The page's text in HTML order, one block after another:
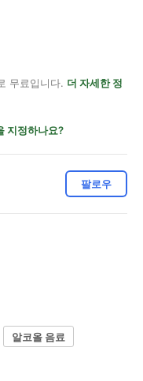
무료입니다. 더 자세한 정
지정하나요?
팔로우
알코올 음료